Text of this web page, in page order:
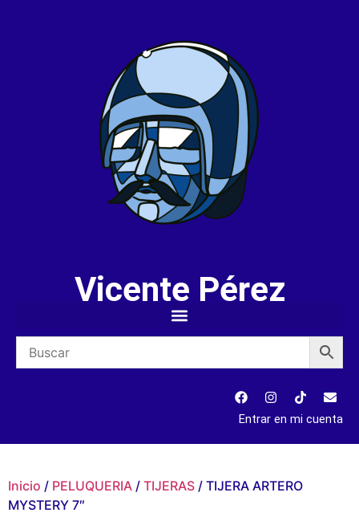
Vicente Pérez
Entrar en mi cuenta
Inicio / PELUQUERIA / TIJERAS / TIJERA ARTERO
MYSTERY 7″